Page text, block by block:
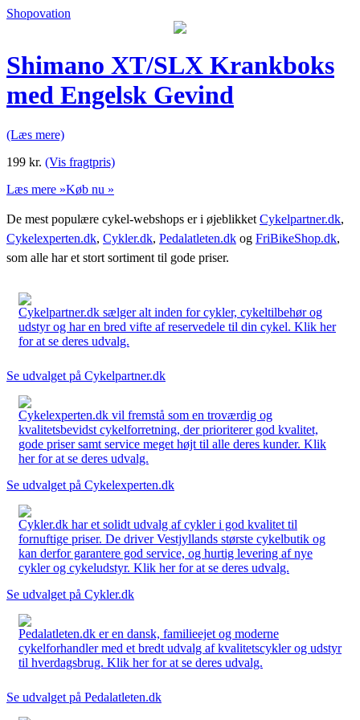
Shopovation
Shimano XT/SLX Krankboks
med Engelsk Gevind
(Læs mere)
199 kr. (Vis fragtpris)
Læs mere »Køb nu »
De mest populære cykel-webshops er i øjeblikket Cykelpartner.dk,
Cykelexperten.dk, Cykler.dk, Pedalatleten.dk og FriBikeShop.dk,
som alle har et stort sortiment til gode priser.
Cykelpartner.dk sælger alt inden for cykler, cykeltilbehør og
udstyr og har en bred vifte af reservedele til din cykel. Klik her
for at se deres udvalg.
Se udvalget på Cykelpartner.dk
Cykelexperten.dk vil fremstå som en troværdig og
kvalitetsbevidst cykelforretning, der prioriterer god kvalitet,
gode priser samt service meget højt til alle deres kunder. Klik
her for at se deres udvalg.
Se udvalget på Cykelexperten.dk
Cykler.dk har et solidt udvalg af cykler i god kvalitet til
fornuftige priser. De driver Vestjyllands største cykelbutik og
kan derfor garantere god service, og hurtig levering af nye
cykler og cykeludstyr. Klik her for at se deres udvalg.
Se udvalget på Cykler.dk
Pedalatleten.dk er en dansk, familieejet og moderne
cykelforhandler med et bredt udvalg af kvalitetscykler og udstyr
til hverdagsbrug. Klik her for at se deres udvalg.
Se udvalget på Pedalatleten.dk